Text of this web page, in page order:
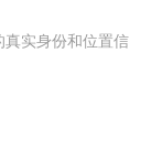
实身份和位置信